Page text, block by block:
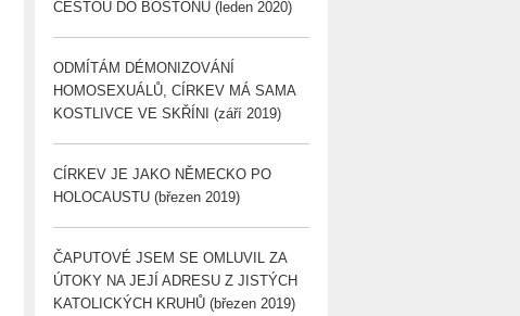
CESTOU DO BOSTONU (leden 2020)
ODMÍTÁM DÉMONIZOVÁNÍ
HOMOSEXUÁLŮ, CÍRKEV MÁ SAMA
KOSTLIVCE VE SKŘÍNI (září 2019)
CÍRKEV JE JAKO NĚMECKO PO
HOLOCAUSTU (březen 2019)
ČAPUTOVÉ JSEM SE OMLUVIL ZA
ÚTOKY NA JEJÍ ADRESU Z JISTÝCH
KATOLICKÝCH KRUHŮ (březen 2019)